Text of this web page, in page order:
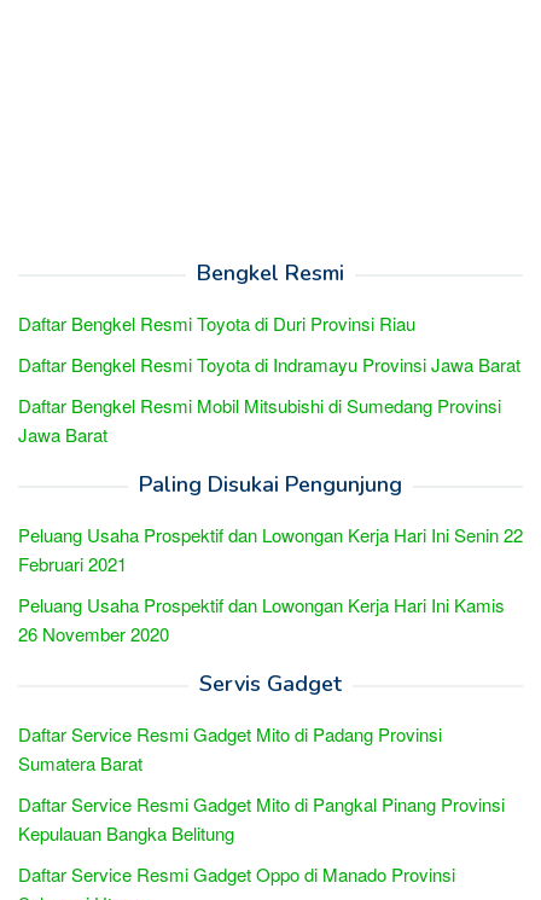
Bengkel Resmi
Daftar Bengkel Resmi Toyota di Duri Provinsi Riau
Daftar Bengkel Resmi Toyota di Indramayu Provinsi Jawa Barat
Daftar Bengkel Resmi Mobil Mitsubishi di Sumedang Provinsi
Jawa Barat
Paling Disukai Pengunjung
Peluang Usaha Prospektif dan Lowongan Kerja Hari Ini Senin 22
Februari 2021
Peluang Usaha Prospektif dan Lowongan Kerja Hari Ini Kamis
26 November 2020
Servis Gadget
Daftar Service Resmi Gadget Mito di Padang Provinsi
Sumatera Barat
Daftar Service Resmi Gadget Mito di Pangkal Pinang Provinsi
Kepulauan Bangka Belitung
Daftar Service Resmi Gadget Oppo di Manado Provinsi